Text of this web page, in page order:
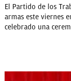
El Partido de los
armas este viernes
celebrado una